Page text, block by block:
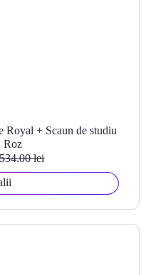
Royal + Scaun de studiu
Roz
lei